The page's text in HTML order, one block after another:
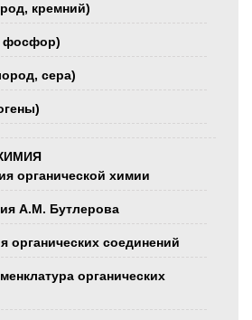
кремний)
фосфор)
сера)
органической химии
А.М. Бутлерова
органических соединений
органических